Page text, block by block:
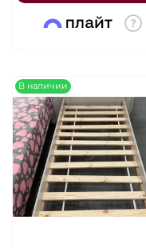
В наличии